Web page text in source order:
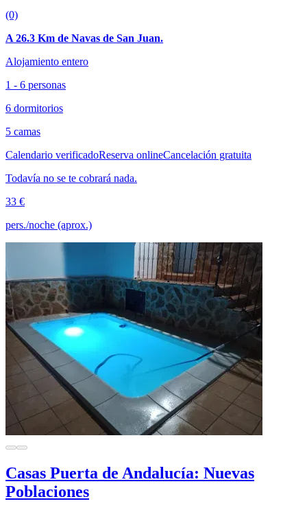
(0)
A 26.3 Km de Navas de San Juan.
Alojamiento entero
1 - 6 personas
6 dormitorios
5 camas
Calendario verificadoReserva onlineCancelación gratuita
Todavía no se te cobrará nada.
33 €
pers./noche (aprox.)
Casas Puerta de Andalucía: Nuevas
Poblaciones